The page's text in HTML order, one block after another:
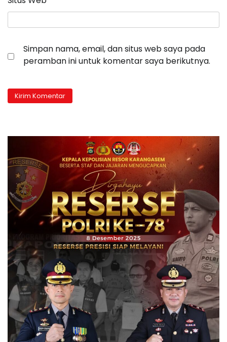
Simpan nama, email, dan situs web saya pada
peramban ini untuk komentar saya berikutnya.